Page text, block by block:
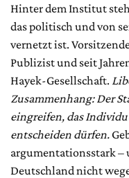
Hinter dem Institut
das politisch und von
vernetzt ist.
Publizist und seit
Hayek-Gesellschaft.
Zusammenhang: Der
eingreifen, das
entscheiden dürfen.
argumentationsstark –
Deutschland nicht